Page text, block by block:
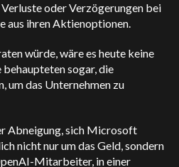
oder Verzögerungen bei
aus ihren Aktienoptionen.
würde, wäre es heute keine
behaupteten sogar, die
das Unternehmen zu
Abneigung, sich Microsoft
nicht nur um das Geld, sondern
Mitarbeiter, in einer